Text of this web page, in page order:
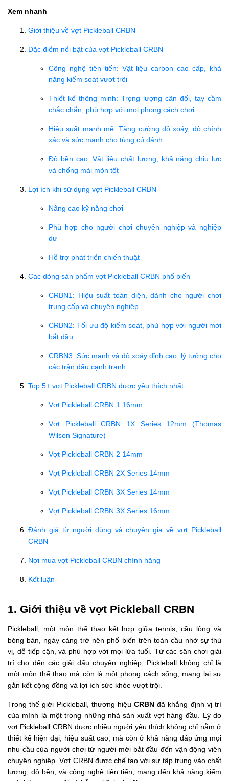
Xem nhanh
Giới thiệu về vợt Pickleball CRBN
Đặc điểm nổi bật của vợt Pickleball CRBN
Công nghệ tiên tiến: Vật liệu carbon cao cấp, khả
năng kiểm soát vượt trội
Thiết kế thông minh: Trọng lượng cân đối, tay cầm
chắc chắn, phù hợp với mọi phong cách chơi
Hiệu suất mạnh mẽ: Tăng cường độ xoáy, độ chính
xác và sức mạnh cho từng cú đánh
Độ bền cao: Vật liệu chất lượng, khả năng chịu lực
và chống mài mòn tốt
Lợi ích khi sử dụng vợt Pickleball CRBN
Nâng cao kỹ năng chơi
Phù hợp cho người chơi chuyên nghiệp và nghiệp
dư
Hỗ trợ phát triển chiến thuật
Các dòng sản phẩm vợt Pickleball CRBN phổ biến
CRBN1: Hiệu suất toàn diện, dành cho người chơi
trung cấp và chuyên nghiệp
CRBN2: Tối ưu độ kiểm soát, phù hợp với người mới
bắt đầu
CRBN3: Sức mạnh và độ xoáy đỉnh cao, lý tưởng cho
các trận đấu cạnh tranh
Top 5+ vợt Pickleball CRBN được yêu thích nhất
Vợt Pickleball CRBN 1 16mm
Vợt Pickleball CRBN 1X Series 12mm (Thomas
Wilson Signature)
Vợt Pickleball CRBN 2 14mm
Vợt Pickleball CRBN 2X Series 14mm
Vợt Pickleball CRBN 3X Series 14mm
Vợt Pickleball CRBN 3X Series 16mm
Đánh giá từ người dùng và chuyên gia về vợt Pickleball
CRBN
Nơi mua vợt Pickleball CRBN chính hãng
Kết luận
1. Giới thiệu về vợt Pickleball CRBN
Pickleball, một môn thể thao kết hợp giữa tennis, cầu lông và
bóng bàn, ngày càng trở nên phổ biến trên toàn cầu nhờ sự thú
vị, dễ tiếp cận, và phù hợp với mọi lứa tuổi. Từ các sân chơi giải
trí cho đến các giải đấu chuyên nghiệp, Pickleball không chỉ là
một môn thể thao mà còn là một phong cách sống, mang lại sự
gắn kết cộng đồng và lợi ích sức khỏe vượt trội.
Trong thế giới Pickleball, thương hiệuCRBN đã khẳng định vị trí
của mình là một trong những nhà sản xuất vợt hàng đầu. Lý do
vợt Pickleball CRBN được nhiều người yêu thích không chỉ nằm ở
thiết kế hiện đại, hiệu suất cao, mà còn ở khả năng đáp ứng mọi
nhu cầu của người chơi từ người mới bắt đầu đến vận động viên
chuyên nghiệp. Vợt CRBN được chế tạo với sự tập trung vào chất
lượng, độ bền, và công nghệ tiên tiến, mang đến khả năng kiểm